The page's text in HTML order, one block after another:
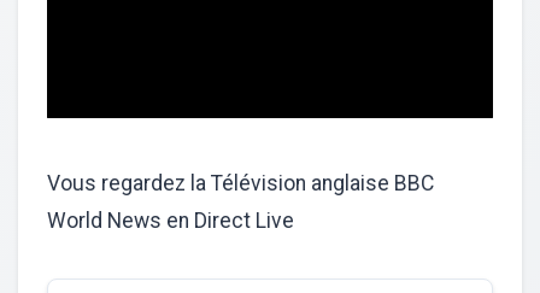
Vous regardez la Télévision anglaise BBC
World News en Direct Live